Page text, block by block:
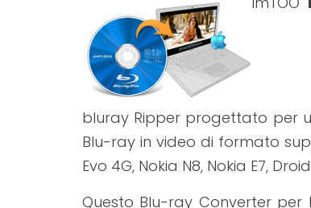
bluray Ripper progettato per
Blu-ray in video di formato
Evo 4G, Nokia N8, Nokia E7,
Questo Blu-ray Converter